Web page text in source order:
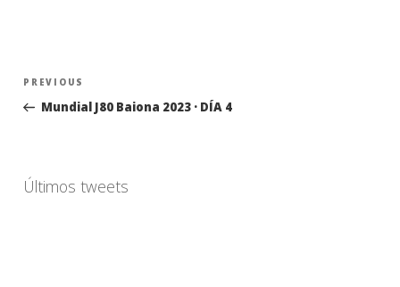
Navegación
entradas
Previous
Post
PREVIOUS
Mundial J80 Baiona 2023 · DÍA 4
Últimos tweets